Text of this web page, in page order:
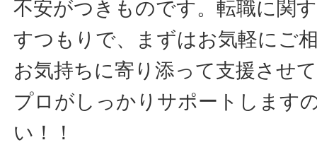
不安がつきものです。転職に関
すつもりで、まずはお気軽にご
お気持ちに寄り添って支援させ
プロがしっかりサポートします
い！！